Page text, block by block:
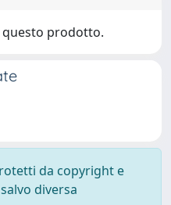
questo prodotto.
da copyright e
diversa